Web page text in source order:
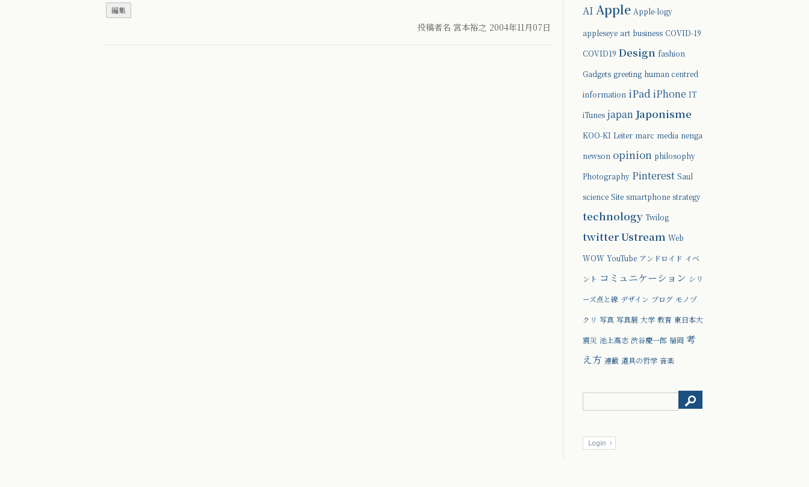
投稿者名 宮本裕之 2004年11月07日
AI Apple Apple-logy
appleseye art business COVID-19
COVID19 Design fashion
Gadgets greeting human centred
information iPadiPhone IT
iTunes japan Japonisme
KOO-KI Leiter marc media nenga
newson opinion philosophy
Photography Pinterest Saul
science Site smartphone strategy
technology Twilog
twitterUstream Web
WOW YouTube アンドロイド イベ
ント コミュニケーション シリ
ーズ点と線 デザイン ブログ モノヅ
クリ 写真 写真展 大学 教育 東日本大
震災 池上高志 渋谷慶一郎 福岡 考
え方 連載 道具の哲学 音楽